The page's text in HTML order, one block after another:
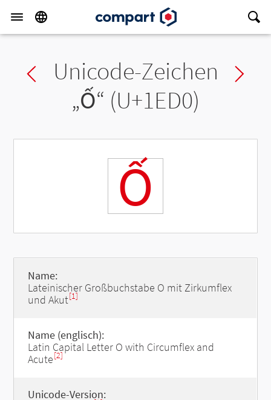
Previous char
Unicode-Zeichen
„Ố“ (U+1ED0)
Ố
Name:
Lateinischer Großbuchstabe O mit Zirkumflex
und Akut[1]
Name (englisch):
Latin Capital Letter O with Circumflex and
Acute[2]
Unicode-Version: